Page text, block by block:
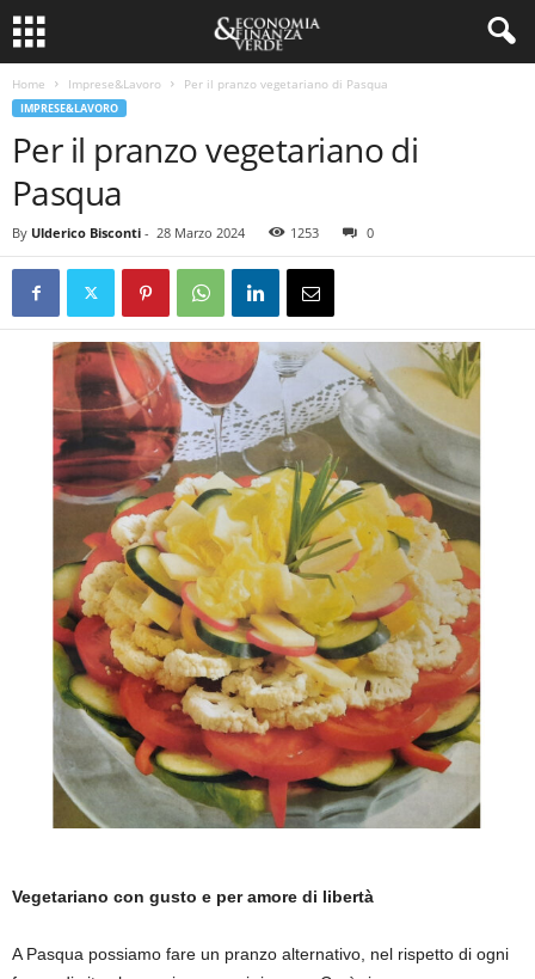
Home Imprese&Lavoro Per il pranzo vegetariano di Pasqua
IMPRESE&LAVORO
Per il pranzo vegetariano di
Pasqua
By Ulderico Bisconti - 28 Marzo 2024 1253 0
Vegetariano con gusto e per amore di libertà
A Pasqua possiamo fare un pranzo alternativo, nel rispetto di ogni